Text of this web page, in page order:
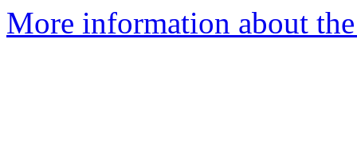
More information about